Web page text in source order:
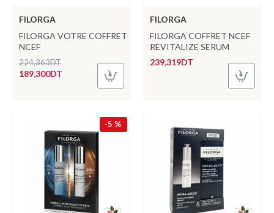
FILORGA
FILORGA VOTRE COFFRET
NCEF
189,300DT
224,363DT
FILORGA
FILORGA COFFRET NCEF
REVITALIZE SERUM
239,319DT
-5 %